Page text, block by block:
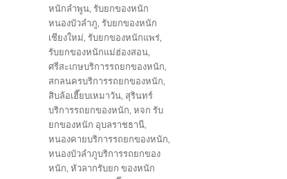
หนักลำพูน, รับยกของหนัก
หนองบัวลำภู, รับยกของหนัก
เชียงใหม่, รับยกของหนักแพร่,
รับยกของหนักแม่ฮ่องสอน,
ศรีสะเกษบริการรถยกของหนัก,
สกลนครบริการรถยกของหนัก,
สิบล้อเฮี๊ยบเหมาวัน, สุรินทร์
บริการรถยกของหนัก, หจก รับ
ยกของหนัก อุบลราชธานี,
หนองคายบริการรถยกของหนัก,
หนองบัวลำภูบริการรถยกของ
หนัก, หัวลากรับยก ของหนัก